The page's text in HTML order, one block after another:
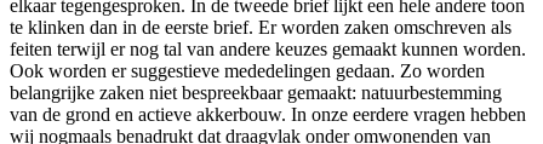
elkaar tegengesproken. In de tweede brief lijkt een hele andere toon
te klinken dan in de eerste brief. Er worden zaken omschreven als
feiten terwijl er nog tal van andere keuzes gemaakt kunnen worden.
Ook worden er suggestieve mededelingen gedaan. Zo worden
belangrijke zaken niet bespreekbaar gemaakt: natuurbestemming
van de grond en actieve akkerbouw. In onze eerdere vragen hebben
wij nogmaals benadrukt dat draagvlak onder omwonenden van